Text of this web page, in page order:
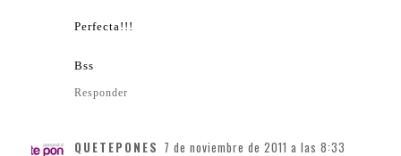
Perfecta!!!
Bss
Responder
QUETEPONES 7 de noviembre de 2011 a las 8:33